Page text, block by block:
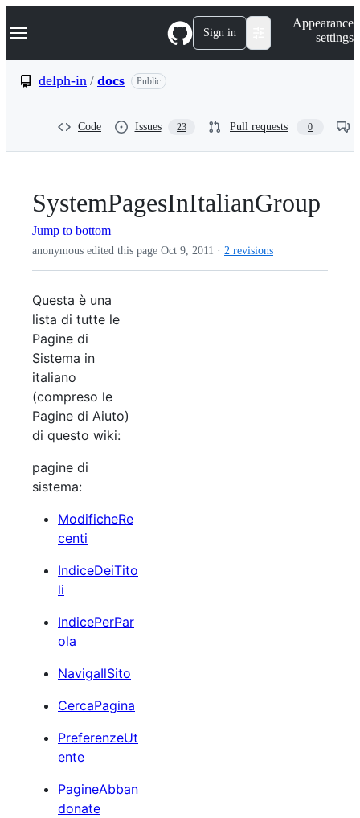
k
p
Navigation Menu Sign in
Appearance
settings
delph-in / docs Public
Code Issues 23 Pull requests 0
SystemPagesInItalianGroup
Jump to bottom
anonymous edited this page Oct 9, 2011 · 2 revisions
Questa è una
lista di tutte le
Pagine di
Sistema in
italiano
(compreso le
Pagine di Aiuto)
di questo wiki:
pagine di
sistema:
ModificheRe
centi
IndiceDeiTito
li
IndicePerPar
ola
NavigaIlSito
CercaPagina
PreferenzeUt
ente
PagineAbban
donate